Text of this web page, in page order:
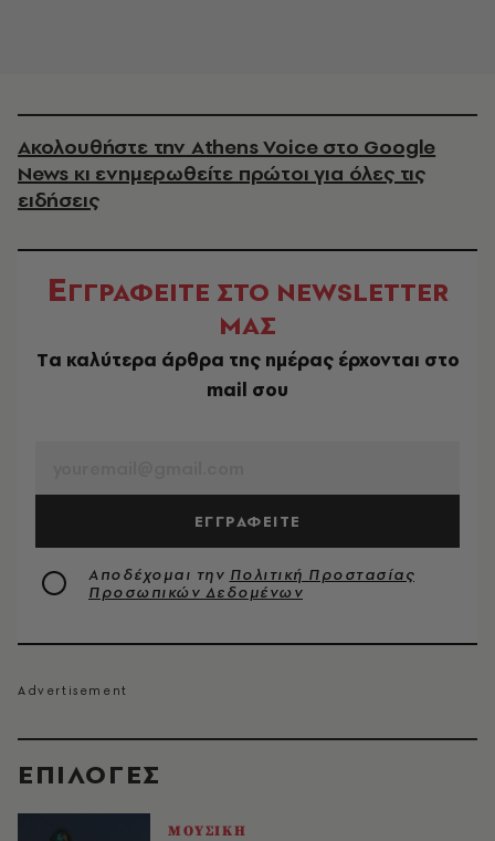
EΠΙΛΟΓΈΣ
ΜΟΥΣΙΚΗ
Ακολουθήστε την Athens Voice στο Google
News κι ενημερωθείτε πρώτοι για όλες τις
ειδήσεις
ΕΓΓΡΑΦΕΙΤΕ ΣΤΟ NEWSLETTER
ΜΑΣ
Tα καλύτερα άρθρα της ημέρας έρχονται στο
mail σου
ΕΓΓΡΑΦΕΙΤΕ
Αποδέχομαι την Πολιτική Προστασίας
Προσωπικών Δεδομένων